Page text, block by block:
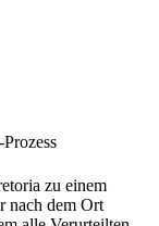
zu einem
nach dem Ort